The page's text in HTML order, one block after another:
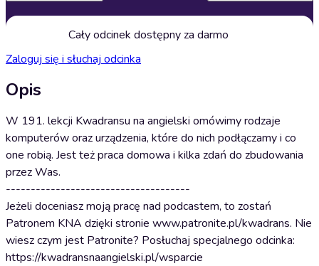
Cały odcinek dostępny za darmo
Zaloguj się i słuchaj odcinka
Opis
W 191. lekcji Kwadransu na angielski omówimy rodzaje
komputerów oraz urządzenia, które do nich podłączamy i co
one robią. Jest też praca domowa i kilka zdań do zbudowania
przez Was.
-------------------------------------
Jeżeli doceniasz moją pracę nad podcastem, to zostań
Patronem KNA dzięki stronie www.patronite.pl/kwadrans. Nie
wiesz czym jest Patronite? Posłuchaj specjalnego odcinka:
https://kwadransnaangielski.pl/wsparcie